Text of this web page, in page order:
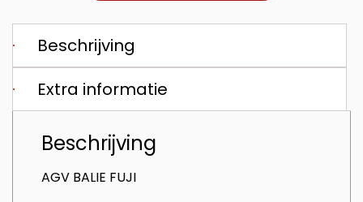
Beschrijving
Extra informatie
Beschrijving
AGV BALIE FUJI